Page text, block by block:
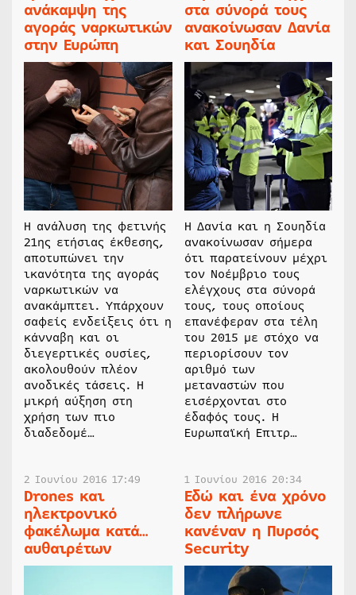
ανάκαμψη της
αγοράς ναρκωτικών
στην Ευρώπη
Η ανάλυση της φετινής
21ης ετήσιας έκθεσης,
αποτυπώνει την
ικανότητα της αγοράς
ναρκωτικών να
ανακάμπτει. Υπάρχουν
σαφείς ενδείξεις ότι η
κάνναβη και οι
διεγερτικές ουσίες,
ακολουθούν πλέον
ανοδικές τάσεις. Η
μικρή αύξηση στη
χρήση των πιο
διαδεδομέ…
στα σύνορά τους
ανακοίνωσαν Δανία
και Σουηδία
Η Δανία και η Σουηδία
ανακοίνωσαν σήμερα
ότι παρατείνουν μέχρι
τον Νοέμβριο τους
ελέγχους στα σύνορά
τους, τους οποίους
επανέφεραν στα τέλη
του 2015 με στόχο να
περιορίσουν τον
αριθμό των
μεταναστών που
εισέρχονται στο
έδαφός τους. Η
Ευρωπαϊκή Επιτρ…
2 Ιουνίου 2016 17:49
Drones και
ηλεκτρονικό
φακέλωμα κατά…
αυθαιρέτων
1 Ιουνίου 2016 20:34
Εδώ και ένα χρόνο
δεν πλήρωνε
κανέναν η Πυρσός
Security